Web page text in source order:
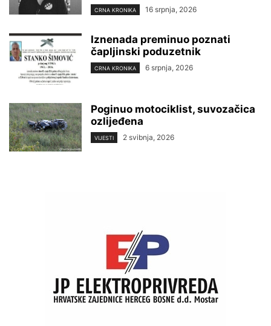
CRNA KRONIKA 16 srpnja, 2026
Iznenada preminuo poznati
čapljinski poduzetnik
CRNA KRONIKA 6 srpnja, 2026
Poginuo motociklist, suvozačica
ozlijeđena
VIJESTI 2 svibnja, 2026